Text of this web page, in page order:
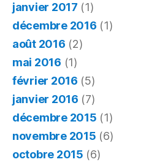
janvier 2017 (1)
décembre 2016 (1)
août 2016 (2)
mai 2016 (1)
février 2016 (5)
janvier 2016 (7)
décembre 2015 (1)
novembre 2015 (6)
octobre 2015 (6)